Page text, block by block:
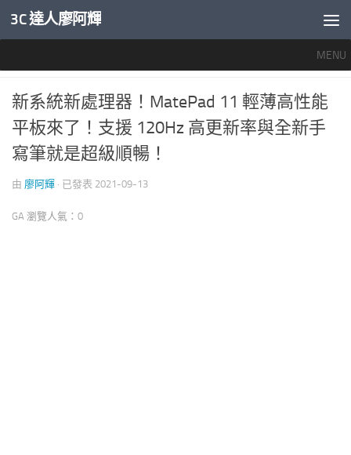
內文下方
3C 達人廖阿輝
MENU
0
新系統新處理器！MatePad 11 輕薄高性能
平板來了！支援 120Hz 高更新率與全新手
寫筆就是超級順暢！
由 廖阿輝 · 已發表 2021-09-13
GA 瀏覽人氣：0